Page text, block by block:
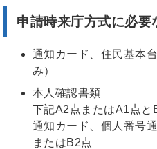
申請時来庁方式に必要
通知カード、住民基本
み）
本人確認書類
下記A2点またはA1点と
通知カード、個人番号
またはB2点